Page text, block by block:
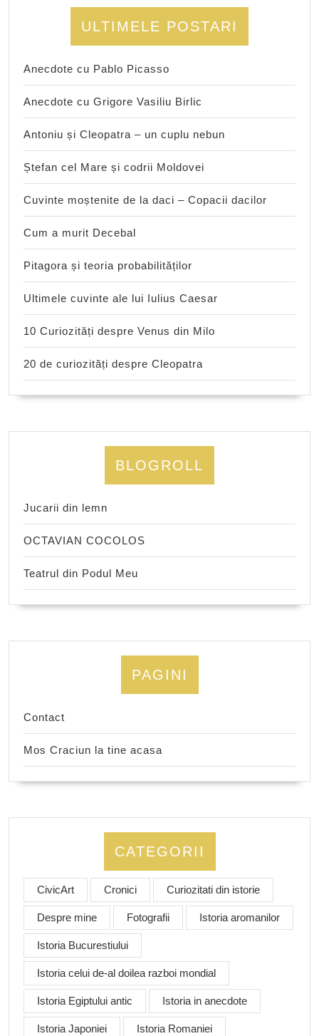
ULTIMELE POSTARI
Anecdote cu Pablo Picasso
Anecdote cu Grigore Vasiliu Birlic
Antoniu și Cleopatra – un cuplu nebun
Ștefan cel Mare și codrii Moldovei
Cuvinte moștenite de la daci – Copacii dacilor
Cum a murit Decebal
Pitagora și teoria probabilităților
Ultimele cuvinte ale lui Iulius Caesar
10 Curiozități despre Venus din Milo
20 de curiozități despre Cleopatra
BLOGROLL
Jucarii din lemn
OCTAVIAN COCOLOS
Teatrul din Podul Meu
PAGINI
Contact
Mos Craciun la tine acasa
CATEGORII
CivicArt Cronici Curiozitati din istorie
Despre mine Fotografii Istoria aromanilor
Istoria Bucurestiului
Istoria celui de-al doilea razboi mondial
Istoria Egiptului antic Istoria in anecdote
Istoria Japoniei Istoria Romaniei